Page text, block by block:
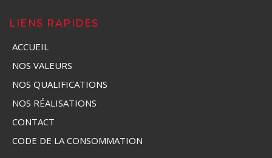
LIENS RAPIDES
ACCUEIL
NOS VALEURS
NOS QUALIFICATIONS
NOS RÉALISATIONS
CONTACT
CODE DE LA CONSOMMATION